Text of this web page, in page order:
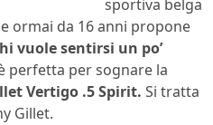
sportiva belga
ormai da 16 anni propone
vuole sentirsi un po’
perfetta per sognare la
Vertigo .5 Spirit. Si tratta
Gillet.